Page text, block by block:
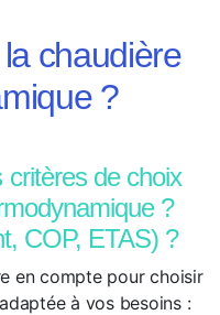
chaudière
?
critères de choix
?
COP, ETAS) ?
en compte pour choisir
à vos besoins :